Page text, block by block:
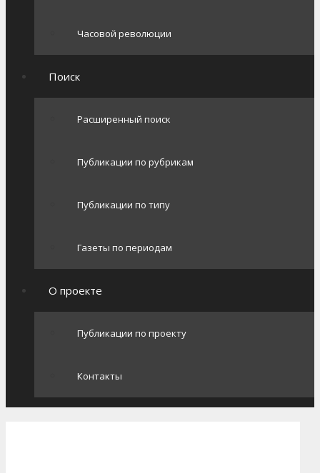
Часовой революции
Поиск
Расширенный поиск
Публикации по рубрикам
Публикации по типу
Газеты по периодам
О проекте
Публикации по проекту
Контакты